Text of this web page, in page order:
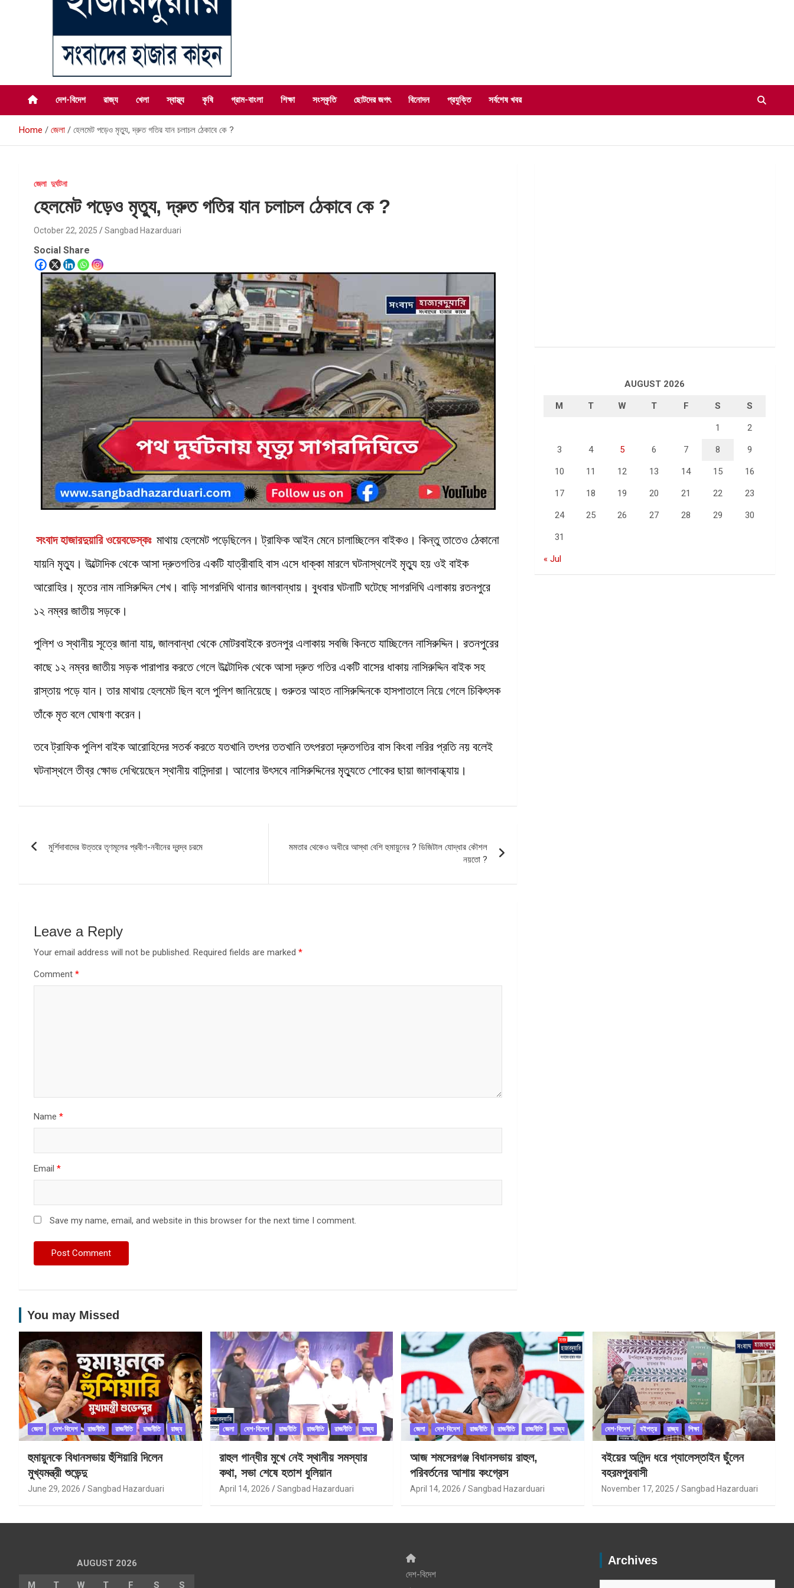
সংবাদ হাজারদুয়ারি
সংবাদের হাজার কাহন
দেশ-বিদেশ
রাজ্য খেলা স্বাস্থ্য কৃষি গ্রাম-বাংলা শিক্ষা সংস্কৃতি ছোটদের জগৎ বিনোদন প্রযুক্তি সর্বশেষ খবর
Home জেলা হেলমেট পড়েও মৃত্যু, দ্রুত গতির যান চলাচল ঠেকাবে কে ?
জেলা দুর্ঘটনা
হেলমেট পড়েও মৃত্যু, দ্রুত গতির যান চলাচল ঠেকাবে কে ?
October 22, 2025 Sangbad Hazarduari
Social Share
সংবাদ হাজারদুয়ারি ওয়েবডেস্কঃ মাথায় হেলমেট পড়েছিলেন। ট্রাফিক আইন মেনে চালাচ্ছিলেন বাইকও। কিন্তু তাতেও ঠেকানো
যায়নি মৃত্যু। উল্টোদিক থেকে আসা দ্রুতগতির একটি যাত্রীবাহি বাস এসে ধাক্কা মারলে ঘটনাস্থলেই মৃত্যু হয় ওই বাইক
আরোহির। মৃতের নাম নাসিরুদ্দিন শেখ। বাড়ি সাগরদিঘি থানার জালবান্ধায়। বুধবার ঘটনাটি ঘটেছে সাগরদিঘি এলাকায় রতনপুরে
১২ নম্বর জাতীয় সড়কে।
পুলিশ ও স্থানীয় সূত্রে জানা যায়, জালবান্ধা থেকে মোটরবাইকে রতনপুর এলাকায় সবজি কিনতে যাচ্ছিলেন নাসিরুদ্দিন। রতনপুরের
কাছে ১২ নম্বর জাতীয় সড়ক পারাপার করতে গেলে উল্টোদিক থেকে আসা দ্রুত গতির একটি বাসের ধাকায় নাসিরুদ্দিন বাইক সহ
রাস্তায় পড়ে যান। তার মাথায় হেলমেট ছিল বলে পুলিশ জানিয়েছে। গুরুতর আহত নাসিরুদ্দিনকে হাসপাতালে নিয়ে গেলে চিকিৎসক
তাঁকে মৃত বলে ঘোষণা করেন।
তবে ট্রাফিক পুলিশ বাইক আরোহিদের সতর্ক করতে যতখানি তৎপর ততখানি তৎপরতা দ্রুতগতির বাস কিংবা লরির প্রতি নয় বলেই
ঘটনাস্থলে তীব্র ক্ষোভ দেখিয়েছেন স্থানীয় বাসিন্দারা। আলোর উৎসবে নাসিরুদ্দিনের মৃত্যুতে শোকের ছায়া জালবান্ধ্যায়।
navigation
মুর্শিদাবাদের উত্তরে তৃণমূলের প্রবীণ-নবীনের দ্বন্দ্ব চরমে
মমতার থেকেও অধীরে আস্থা বেশি হুমায়ুনের ? ডিজিটাল যোদ্ধার কৌশল
নয়তো ?
Leave a Reply
Your email address will not be published. Required fields are marked *
Comment *
Name *
Email *
Save my name, email, and website in this browser for the next time I comment.
AUGUST 2026
M T W T F S S
1 2
3 4 5 6 7 8 9
10 11 12 13 14 15 16
17 18 19 20 21 22 23
24 25 26 27 28 29 30
31
« Jul
You may Missed
জেলা দেশ-বিদেশ রাজনীতি রাজনীতি রাজনীতি রাজ্য
হুমায়ুনকে বিধানসভায় হুঁশিয়ারি দিলেন
মুখ্যমন্ত্রী শুভেন্দু
June 29, 2026 Sangbad Hazarduari
জেলা দেশ-বিদেশ রাজনীতি রাজনীতি রাজনীতি রাজ্য
রাহুল গান্ধীর মুখে নেই স্থানীয় সমস্যার
কথা, সভা শেষে হতাশ ধুলিয়ান
April 14, 2026 Sangbad Hazarduari
জেলা দেশ-বিদেশ রাজনীতি রাজনীতি রাজনীতি রাজ্য
আজ শমসেরগঞ্জ বিধানসভায় রাহুল,
পরিবর্তনের আশায় কংগ্রেস
April 14, 2026 Sangbad Hazarduari
দেশ-বিদেশ বইপত্র রাজ্য শিক্ষা
বইয়ের অলিন্দ ধরে প্যালেস্তাইন ছুঁলেন
বহরমপুরবাসী
November 17, 2025 Sangbad Hazarduari
AUGUST 2026
M T W T F S S
দেশ-বিদেশ
Archives